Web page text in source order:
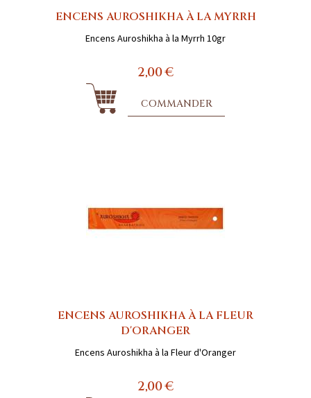
ENCENS AUROSHIKHA À LA MYRRH
Encens Auroshikha à la Myrrh 10gr
2,00 €
COMMANDER
ENCENS AUROSHIKHA À LA FLEUR
D'ORANGER
Encens Auroshikha à la Fleur d'Oranger
2,00 €